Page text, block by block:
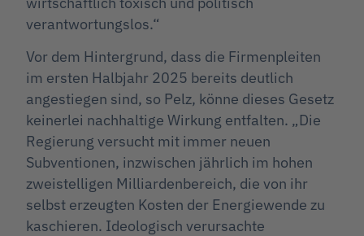
verantwortungslos.“
Vor dem Hintergrund, dass die Firmenpleiten
im ersten Halbjahr 2025 bereits deutlich
angestiegen sind, so Pelz, könne dieses Gesetz
keinerlei nachhaltige Wirkung entfalten. „Die
Regierung versucht mit immer neuen
Subventionen, inzwischen jährlich im hohen
zweistelligen Milliardenbereich, die von ihr
selbst erzeugten Kosten der Energiewende zu
kaschieren. Ideologisch verursachte